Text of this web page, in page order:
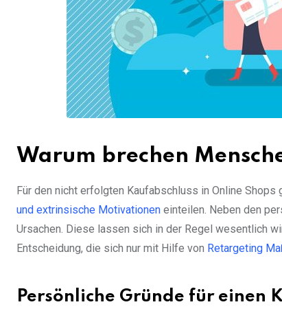
Warum brechen
Für den nicht erfolgten Kaufabschluss in Online
und extrinsische Motivationen einteilen. Neben den
Ursachen. Diese lassen sich in der Regel wesentlich
Entscheidung, die sich nur mit Hilfe von Retargeting
Persönliche Gründe für einen